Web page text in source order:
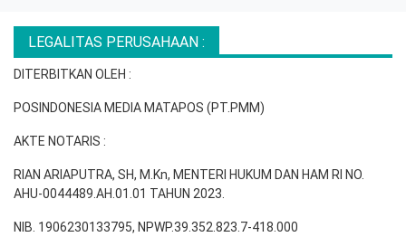
LEGALITAS PERUSAHAAN :
DITERBITKAN OLEH :
POSINDONESIA MEDIA MATAPOS (PT.PMM)
AKTE NOTARIS :
RIAN ARIAPUTRA, SH, M.Kn, MENTERI HUKUM DAN HAM RI NO.
AHU-0044489.AH.01.01 TAHUN 2023.
NIB. 1906230133795, NPWP.39.352.823.7-418.000